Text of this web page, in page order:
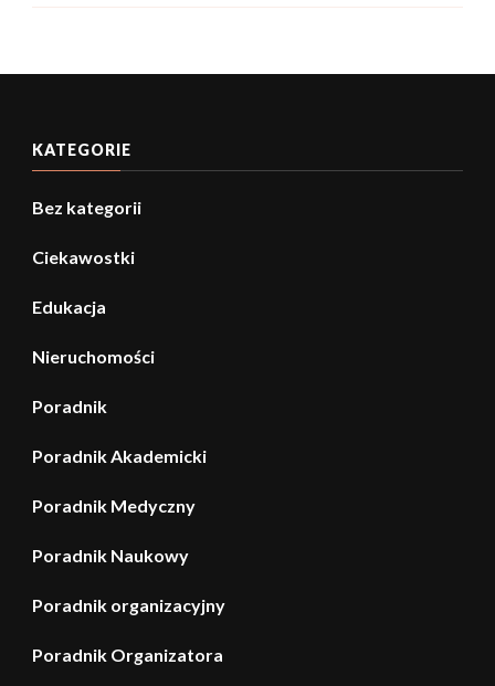
KATEGORIE
Bez kategorii
Ciekawostki
Edukacja
Nieruchomości
Poradnik
Poradnik Akademicki
Poradnik Medyczny
Poradnik Naukowy
Poradnik organizacyjny
Poradnik Organizatora